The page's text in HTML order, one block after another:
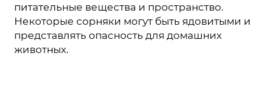
питательные вещества и пространство.
Некоторые сорняки могут быть ядовитыми и
представлять опасность для домашних
животных.